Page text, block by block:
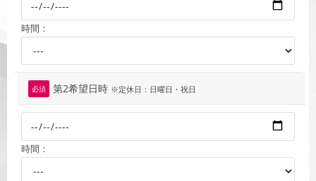
時間：
必須 第2希望日時 ※定休日：日曜日・祝日
時間：